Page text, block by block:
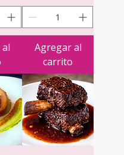
Agregar al
carrito